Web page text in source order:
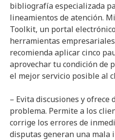
bibliografía especializada
lineamientos de atención.
Toolkit, un portal
herramientas
recomienda aplicar cinco
aprovechar tu condición de
el mejor servicio posible al
– Evita discusiones y ofrece
problema. Permite a los
corrige los errores de
disputas generan una mala